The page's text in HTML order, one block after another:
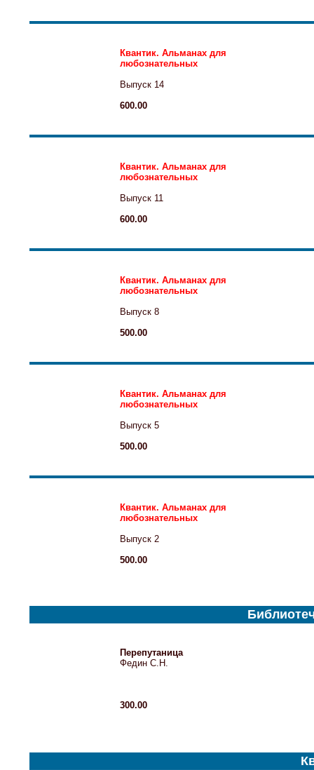
Квантик. Альманах для
любознательных
Выпуск 14
600.00
Квантик. Альманах для
любознательных
Выпуск 11
600.00
Квантик. Альманах для
любознательных
Выпуск 8
500.00
Квантик. Альманах для
любознательных
Выпуск 5
500.00
Квантик. Альманах для
любознательных
Выпуск 2
500.00
Перепутаница
Федин С.Н.
300.00